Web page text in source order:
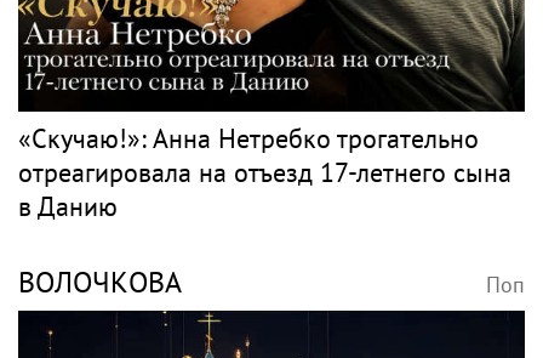
«Скучаю!»: Анна Нетребко трогательно
отреагировала на отъезд 17-летнего сына
в Данию
ВОЛОЧКОВА Поп